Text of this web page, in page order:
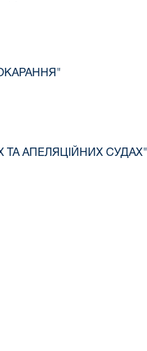
ТА АПЕЛЯЦІЙНИХ СУДАХ"